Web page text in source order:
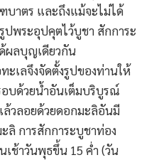
าตร และถึงแม้จะไม่ได้
พระอุปคุตไว้บูชา สักการะ
ผลบุญเดียวกัน
ะเลจึงจัดตั้งรูปของท่านให้
บด้วยน้ำอันเต็มบริบูรณ์
ล้วลอยด้วยดอกมะลิอันมี
การสักการะบูชาท่อง
ช้าวันพุธขึ้น 15 ค่ำ (วัน